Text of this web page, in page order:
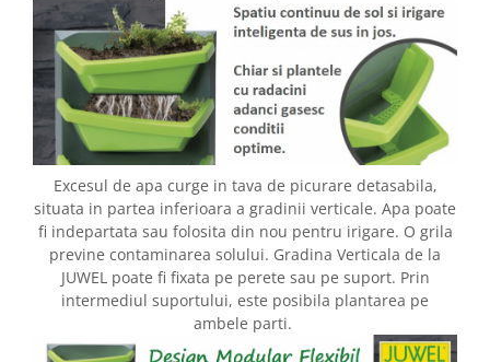
Excesul de apa curge in tava de picurare detasabila,
situata in partea inferioara a gradinii verticale. Apa poate
fi indepartata sau folosita din nou pentru irigare. O grila
previne contaminarea solului. Gradina Verticala de la
JUWEL poate fi fixata pe perete sau pe suport. Prin
intermediul suportului, este posibila plantarea pe
ambele parti.